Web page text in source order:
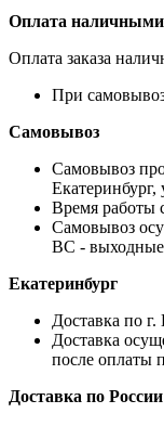
Оплата наличными
Оплата заказа
При
Самовывоз
Самовывоз
Екатеринбург,
Время работы
Самовывоз
ВС -
Екатеринбург
Доставка по г.
Доставка
после оплаты
Доставка по России